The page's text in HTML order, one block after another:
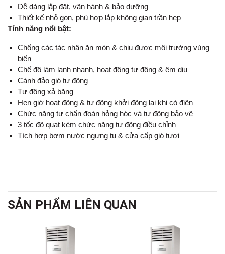
Dễ dàng lắp đặt, vận hành & bảo dưỡng
Thiết kế nhỏ gọn, phù hợp lắp không gian trần hẹp
Tính năng nổi bật:
Chống các tác nhân ăn mòn & chịu được môi trường vùng
biển
Chế độ làm lạnh nhanh, hoạt động tự động & êm dịu
Cánh đảo gió tự động
Tự động xả băng
Hẹn giờ hoạt động & tự động khởi động lại khi có điện
Chức năng tự chẩn đoán hỏng hóc và tự động bảo vệ
3 tốc độ quạt kèm chức năng tự động điều chỉnh
Tích hợp bơm nước ngưng tụ & cửa cấp gió tươi
SẢN PHẨM LIÊN QUAN